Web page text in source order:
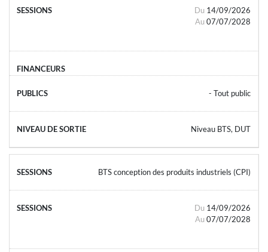
Du 14/09/2026
Au 07/07/2028
- Tout public
Niveau BTS, DUT
BTS conception des produits industriels (CPI)
Du 14/09/2026
Au 07/07/2028